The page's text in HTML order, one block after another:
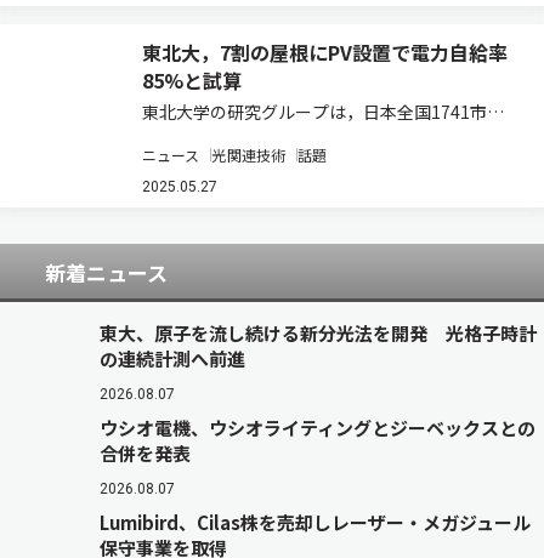
東北大，7割の屋根にPV設置で電力自給率
85%と試算
東北大学の研究グループは，日本全国1741市町
気自動車（EV）を組み合わせて家庭の電力をまか
なうシミュレーションを行ない，大幅な脱炭素効
ニュース 光関連技術 話題
2025.05.27
新着ニュース
東大、原子を流し続ける新分光法を開発 光格子時計
の連続計測へ前進
2026.08.07
ウシオ電機、ウシオライティングとジーベックスとの
合併を発表
2026.08.07
Lumibird、Cilas株を売却しレーザー・メガジュール
保守事業を取得